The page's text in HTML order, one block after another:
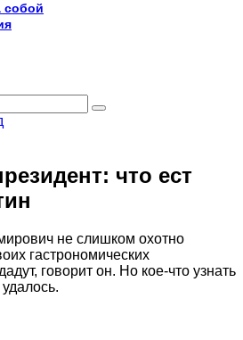
собой
что ест
не слишком охотно
гастрономических
говорит он. Но кое-что узнать